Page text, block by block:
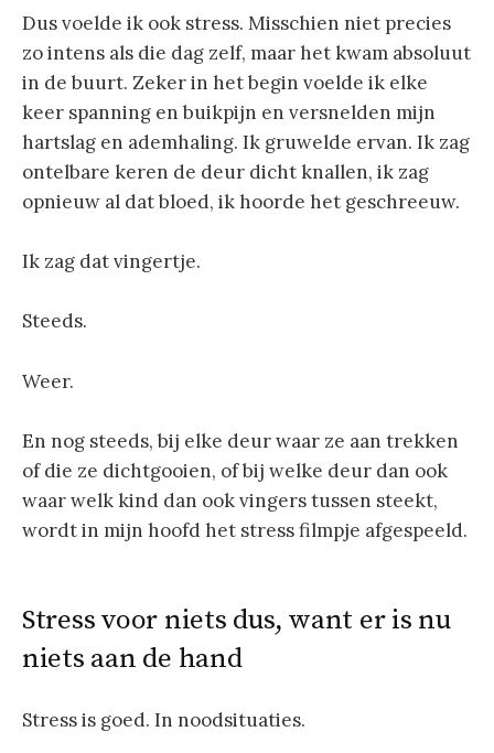
Dus voelde ik ook stress. Misschien niet precies
zo intens als die dag zelf, maar het kwam absoluut
in de buurt. Zeker in het begin voelde ik elke
keer spanning en buikpijn en versnelden mijn
hartslag en ademhaling. Ik gruwelde ervan. Ik zag
ontelbare keren de deur dicht knallen, ik zag
opnieuw al dat bloed, ik hoorde het geschreeuw.
Ik zag dat vingertje.
Steeds.
Weer.
En nog steeds, bij elke deur waar ze aan trekken
of die ze dichtgooien, of bij welke deur dan ook
waar welk kind dan ook vingers tussen steekt,
wordt in mijn hoofd het stress filmpje afgespeeld.
Stress voor niets dus, want er is nu
niets aan de hand
Stress is goed. In noodsituaties.